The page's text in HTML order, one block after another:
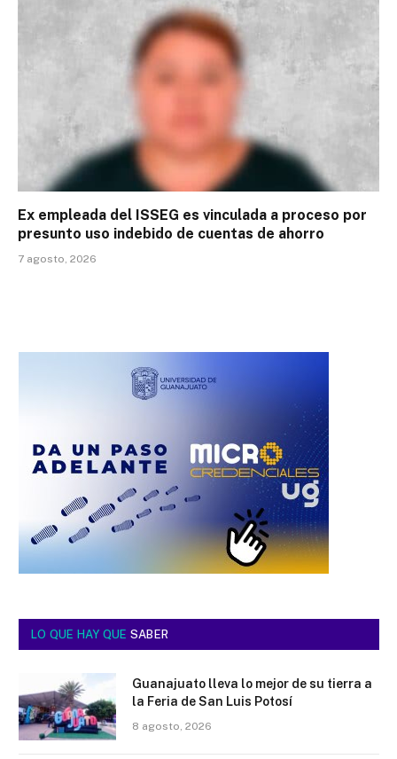
Ex empleada del ISSEG es vinculada a proceso por
presunto uso indebido de cuentas de ahorro
7 agosto, 2026
LO QUE HAY QUE SABER
Guanajuato lleva lo mejor de su tierra a
la Feria de San Luis Potosí
8 agosto, 2026